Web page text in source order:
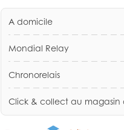
A domicile
Mondial Relay
Chronorelais
Click & collect au magasin